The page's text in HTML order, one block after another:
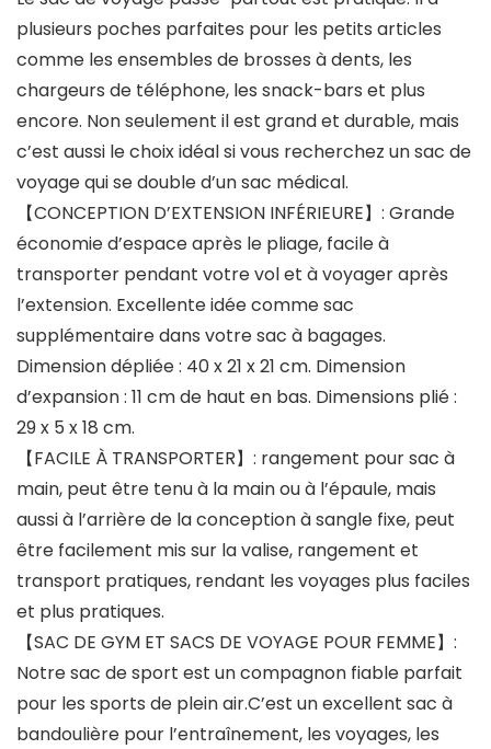
plusieurs poches parfaites pour les petits articles
comme les ensembles de brosses à dents, les
chargeurs de téléphone, les snack-bars et plus
encore. Non seulement il est grand et durable, mais
c’est aussi le choix idéal si vous recherchez un sac de
voyage qui se double d’un sac médical.
【CONCEPTION D’EXTENSION INFÉRIEURE】: Grande
économie d’espace après le pliage, facile à
transporter pendant votre vol et à voyager après
l’extension. Excellente idée comme sac
supplémentaire dans votre sac à bagages.
Dimension dépliée : 40 x 21 x 21 cm. Dimension
d’expansion : 11 cm de haut en bas. Dimensions plié :
29 x 5 x 18 cm.
【FACILE À TRANSPORTER】: rangement pour sac à
main, peut être tenu à la main ou à l’épaule, mais
aussi à l’arrière de la conception à sangle fixe, peut
être facilement mis sur la valise, rangement et
transport pratiques, rendant les voyages plus faciles
et plus pratiques.
【SAC DE GYM ET SACS DE VOYAGE POUR FEMME】:
Notre sac de sport est un compagnon fiable parfait
pour les sports de plein air.C’est un excellent sac à
bandoulière pour l’entraînement, les voyages, les